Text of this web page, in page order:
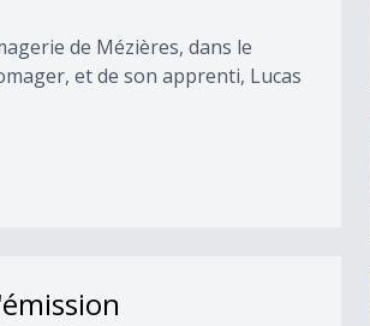
de Mézières, dans le
et de son apprenti, Lucas